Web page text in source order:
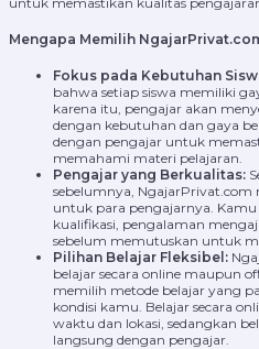
Mengapa Memilih
Fokus pada Kebutuhan
bahwa setiap siswa memiliki
karena itu, pengajar akan
dengan kebutuhan dan gaya
dengan pengajar untuk
memahami materi pelajaran.
Pengajar yang Berkualitas:
sebelumnya, NgajarPrivat.com
untuk para pengajarnya.
kualifikasi, pengalaman
sebelum memutuskan untuk
Pilihan Belajar Fleksibel:
belajar secara online maupun
memilih metode belajar yang
kondisi kamu. Belajar secara
waktu dan lokasi, sedangkan
langsung dengan pengajar.